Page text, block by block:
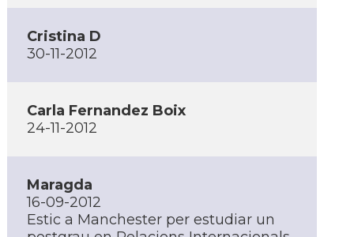
Cristina D
30-11-2012
Carla Fernandez Boix
24-11-2012
Maragda
16-09-2012
Estic a Manchester per estudiar un